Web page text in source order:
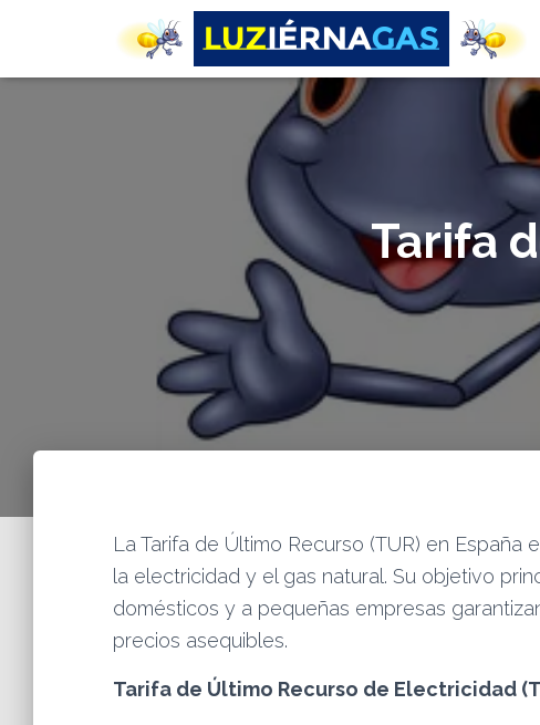
Tarifa
La Tarifa de Último Recurso (TUR) en
la electricidad y el gas natural. Su objetivo
domésticos y a pequeñas empresas
precios asequibles.
Tarifa de Último Recurso de Electricidad